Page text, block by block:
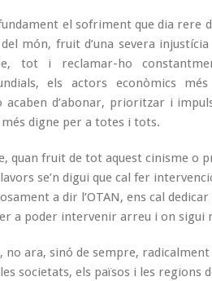
el sofriment que dia rere
món, fruit d’una severa injustícia
tot i reclamar-ho
els actors econòmics
acaben d’abonar, prioritzar i
digne per a totes i tots.
quan fruit de tot aquest cinisme o
se’n digui que cal fer
a dir l’OTAN, ens cal
a poder intervenir arreu i on sigui
no ara, sinó de sempre,
societats, els països i les regions